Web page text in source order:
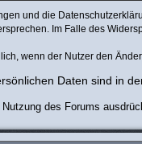
und die
Im Falle des
wenn der Nutzer den
Daten sind in
des Forums